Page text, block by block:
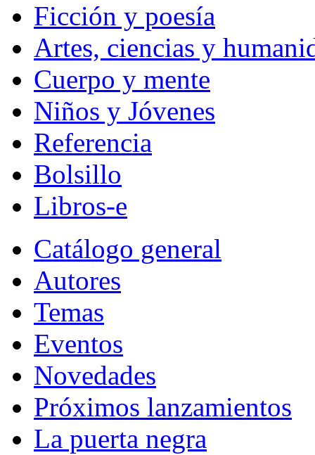
Ficción y poesía
Artes, ciencias y
Cuerpo y mente
Niños y Jóvenes
Referencia
Bolsillo
Libros-e
Catálogo general
Autores
Temas
Eventos
Novedades
Próximos lanzamientos
La puerta negra